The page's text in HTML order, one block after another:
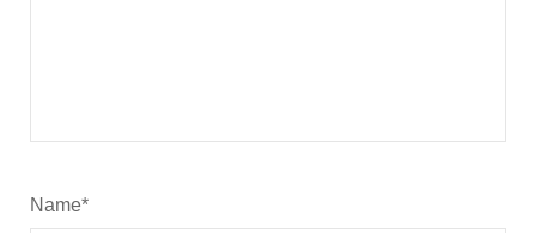
Name*